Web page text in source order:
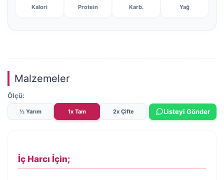
Kalori Protein Karb. Yağ
Malzemeler
Ölçü:
½ Yarım 1x Tam 2x Çifte Listeyi Gönder
İç Harcı İçin;